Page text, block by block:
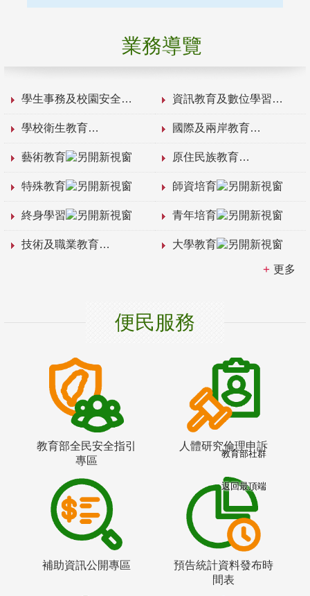
業務導覽
學生事務及校園安全 資訊教育及數位學習
學校衛生教育 國際及兩岸教育
藝術教育 原住民族教育
特殊教育 師資培育
終身學習 青年培育
技術及職業教育 大學教育
更多
便民服務
教育部全民安全指引
專區
人體研究倫理申訴
補助資訊公開專區
預告統計資料發布時
間表
教育部社群
返回最頂端